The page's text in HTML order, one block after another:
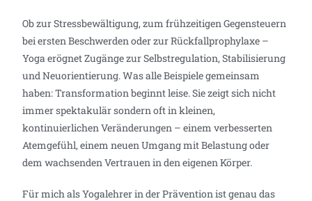
Ob zur Stressbewältigung, zum frühzeitigen Gegensteuern
bei ersten Beschwerden oder zur Rückfallprophylaxe –
Yoga erögnet Zugänge zur Selbstregulation, Stabilisierung
und Neuorientierung. Was alle Beispiele gemeinsam
haben: Transformation beginnt leise. Sie zeigt sich nicht
immer spektakulär sondern oft in kleinen,
kontinuierlichen Veränderungen – einem verbesserten
Atemgefühl, einem neuen Umgang mit Belastung oder
dem wachsenden Vertrauen in den eigenen Körper.
Für mich als Yogalehrer in der Prävention ist genau das